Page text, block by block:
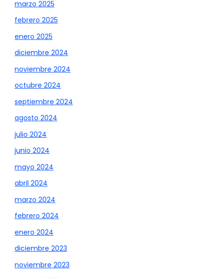
marzo 2025
febrero 2025
enero 2025
diciembre 2024
noviembre 2024
octubre 2024
septiembre 2024
agosto 2024
julio 2024
junio 2024
mayo 2024
abril 2024
marzo 2024
febrero 2024
enero 2024
diciembre 2023
noviembre 2023